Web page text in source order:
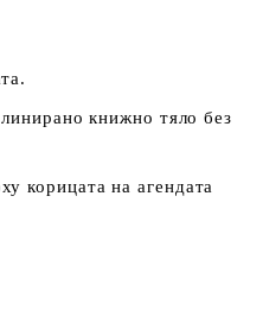
книжно тяло без
корицата на агендата